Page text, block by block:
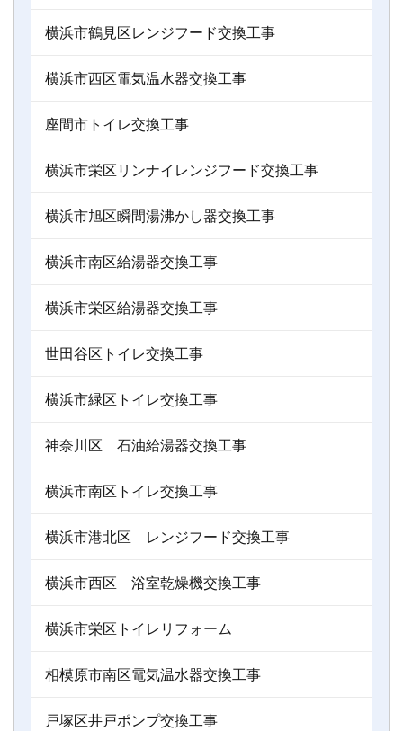
横浜市鶴見区レンジフード交換工事
横浜市西区電気温水器交換工事
座間市トイレ交換工事
横浜市栄区リンナイレンジフード交換工事
横浜市旭区瞬間湯沸かし器交換工事
横浜市南区給湯器交換工事
横浜市栄区給湯器交換工事
世田谷区トイレ交換工事
横浜市緑区トイレ交換工事
神奈川区 石油給湯器交換工事
横浜市南区トイレ交換工事
横浜市港北区 レンジフード交換工事
横浜市西区 浴室乾燥機交換工事
横浜市栄区トイレリフォーム
相模原市南区電気温水器交換工事
戸塚区井戸ポンプ交換工事